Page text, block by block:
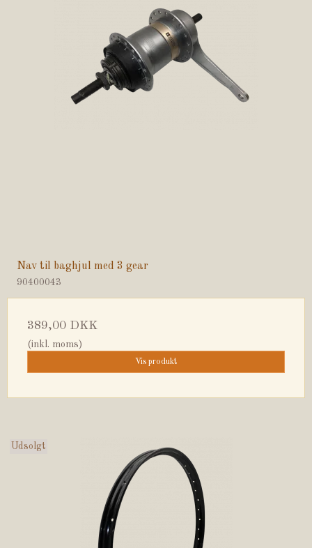
Nav til baghjul med 3 gear
90400043
389,00 DKK
(inkl. moms)
Vis produkt
Udsolgt